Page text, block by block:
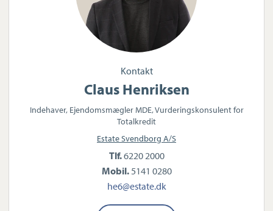
Kontakt
Claus Henriksen
Indehaver, Ejendomsmægler MDE, Vurderingskonsulent for
Totalkredit
Estate Svendborg A/S
Tlf.6220 2000
Mobil. 5141 0280
he6@estate.dk